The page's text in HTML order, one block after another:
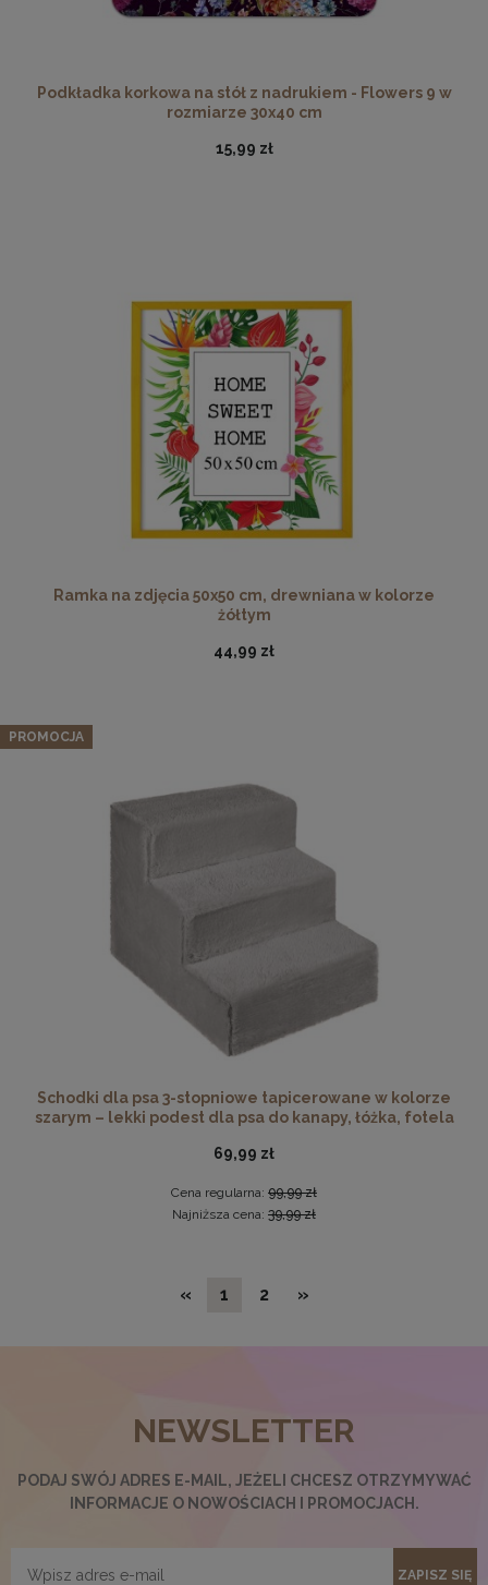
Nowoczesna otwierana pufa 45x160 w kolorze grafitowym
519,99 zł
DO KOSZYKA
Podkładka korkowa z nadrukiem, reprodukcja w
17,99 zł
Podkładka korkowa na stół z nadrukiem - Flowers 9 w
rozmiarze 30x40 cm
15,99 zł
Ramka na zdjęcia 50x50 cm, drewniana w kolorze
żółtym
44,99 zł
Schodki dla psa 3-stopniowe tapicerowane w kolorze
szarym – lekki podest dla psa do kanapy, łóżka, fotela
69,99 zł
Cena regularna: 99,99 zł
Najniższa cena: 39,99 zł
PROMOCJA
« 1 2 »
NEWSLETTER
PODAJ SWÓJ ADRES E-MAIL, JEŻELI CHCESZ OTRZYMYWAĆ
INFORMACJE O NOWOŚCIACH I PROMOCJACH.
ZAPISZ SIĘ